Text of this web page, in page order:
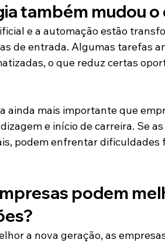
também mudou o
e a automação estão
de entrada. Algumas tarefas
o que reduz certas
ainda mais importante que
e início de carreira. Se
podem enfrentar
podem
a nova geração, as